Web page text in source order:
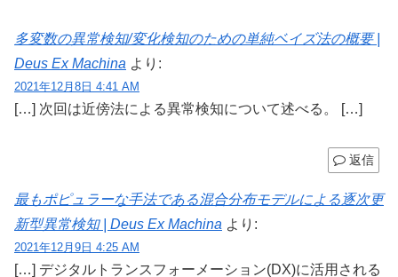
多変数の異常検知/変化検知のための単純ベイズ法の概要 |
Deus Ex Machina より:
2021年12月8日 4:41 AM
[…] 次回は近傍法による異常検知について述べる。 […]
返信
最もポピュラーな手法である混合分布モデルによる逐次更
新型異常検知 | Deus Ex Machina より:
2021年12月9日 4:25 AM
[…] デジタルトランスフォーメーション(DX)に活用される